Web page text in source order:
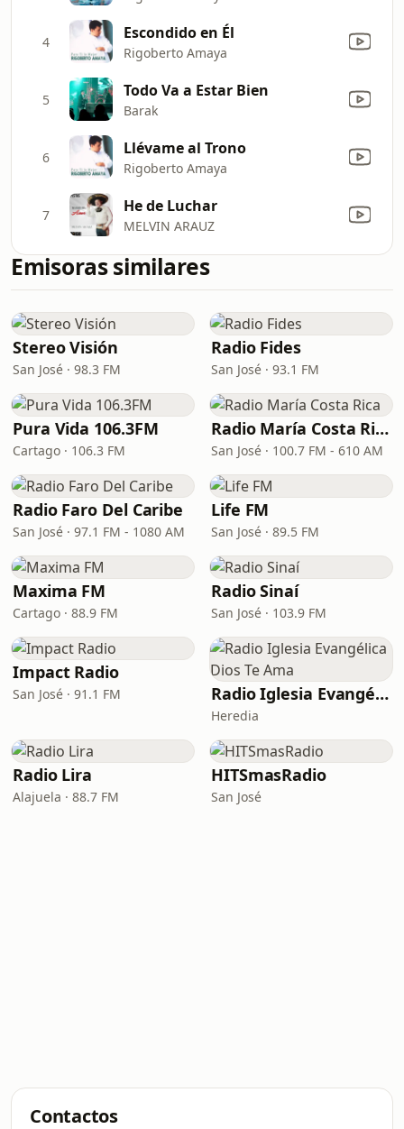
4 Escondido en Él
Rigoberto Amaya
5 Todo Va a Estar Bien
Barak
6 Llévame al Trono
Rigoberto Amaya
7 He de Luchar
MELVIN ARAUZ
Emisoras similares
Stereo Visión
San José · 98.3 FM
Radio Fides
San José · 93.1 FM
Pura Vida 106.3FM
Cartago · 106.3 FM
Radio María Costa Rica
San José · 100.7 FM - 610 AM
Radio Faro Del Caribe
San José · 97.1 FM - 1080 AM
Life FM
San José · 89.5 FM
Maxima FM
Cartago · 88.9 FM
Radio Sinaí
San José · 103.9 FM
Impact Radio
San José · 91.1 FM Radio Iglesia Evangélica Dios Te Ama
Heredia
Radio Lira
Alajuela · 88.7 FM
HITSmasRadio
San José
Contactos